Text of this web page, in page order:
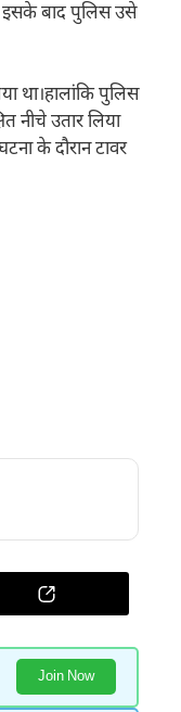
इसके बाद पुलिस उसे
था।हालांकि पुलिस
नीचे उतार लिया
के दौरान टावर
Join Now